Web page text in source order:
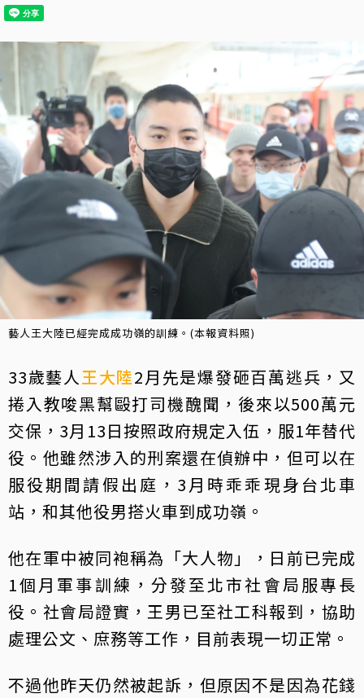
藝人王大陸已經完成成功嶺的訓練。(本報資料照)
33歲藝人王大陸2月先是爆發砸百萬逃兵，又
捲入教唆黑幫毆打司機醜聞，後來以500萬元
交保，3月13日按照政府規定入伍，服1年替代
役。他雖然涉入的刑案還在偵辦中，但可以在
服役期間請假出庭，3月時乖乖現身台北車
站，和其他役男搭火車到成功嶺。
他在軍中被同袍稱為「大人物」，日前已完成
1個月軍事訓練，分發至北市社會局服專長
役。社會局證實，王男已至社工科報到，協助
處理公文、庶務等工作，目前表現一切正常。
不過他昨天仍然被起訴，但原因不是因為花錢